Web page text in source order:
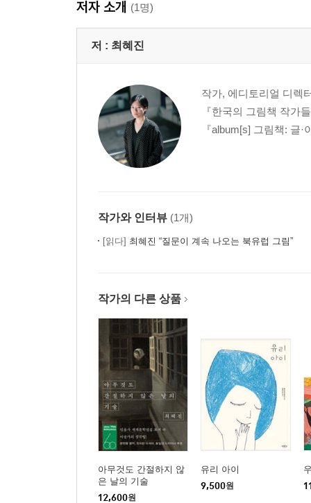
저자 소개 (1명)
저 : 최혜진
작가, 에디토리얼 디렉
『한국의 그림책 작가
『album[s] 그림책: 글
작가와 인터뷰 (1개)
[읽다] 최혜진 “질문이 계속 나오는 북유럽 그림”
작가의 다른 상품
아무것도 간절하지 않
은 날의 기술
12,600원
유리 아이
9,500원